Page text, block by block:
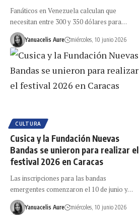
Fanáticos en Venezuela calculan que
necesitan entre 300 y 350 dólares para…
Yanuacelis Aure miércoles, 10 junio 2026
CULTURA
Cusica y la Fundación Nuevas
Bandas se unieron para realizar el
festival 2026 en Caracas
Las inscripciones para las bandas
emergentes comenzaron el 10 de junio y…
Yanuacelis Aure miércoles, 10 junio 2026